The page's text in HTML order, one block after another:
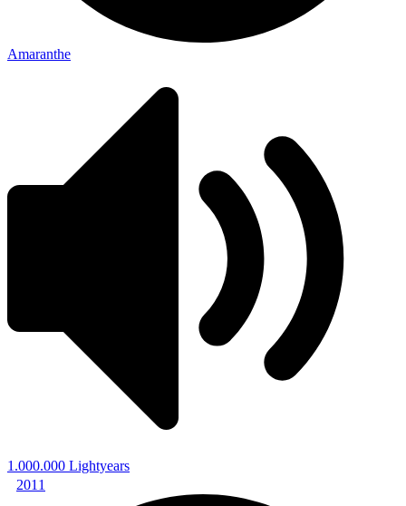
Amaranthe
1.000.000 Lightyears
2011